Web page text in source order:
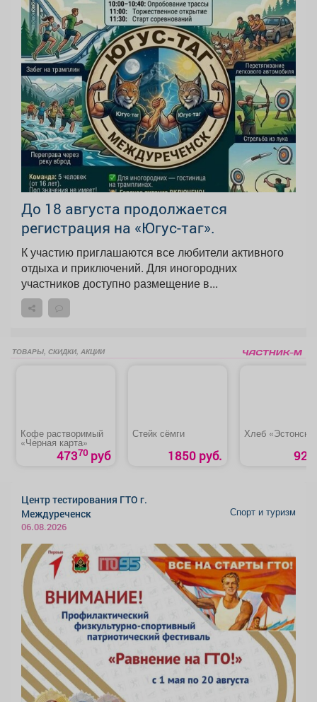
До 18 августа продолжается
регистрация на «Югус-таг».
К участию приглашаются все любители активного
отдыха и приключений. Для иногородних
участников доступно размещение в...
ТОВАРЫ, СКИДКИ, АКЦИИ
Кофе растворимый
«Черная карта»
47370 руб
Стейк сёмги
1850 руб.
Хлеб
92
Центр тестирования ГТО г.
Междуреченск
06.08.2026
Спорт и туризм